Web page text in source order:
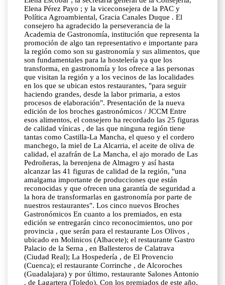
Elena Pérez Payo ; y la viceconsejera de la PAC y
Política Agroambiental, Gracia Canales Duque . El
consejero ha agradecido la perseverancia de la
Academia de Gastronomía, institución que representa la
promoción de algo tan representativo e importante para
la región como son su gastronomía y sus alimentos, que
son fundamentales para la hostelería ya que los
transforma, en gastronomía y los ofrece a las personas
que visitan la región y a los vecinos de las localidades
en los que se ubican estos restaurantes, "para seguir
haciendo grandes, desde la labor primaria, a estos
procesos de elaboración". Presentación de la nueva
edición de los broches gastronómicos / JCCM Entre
esos alimentos, el consejero ha recordado las 25 figuras
de calidad vínicas , de las que ninguna región tiene
tantas como Castilla-La Mancha, el queso y el cordero
manchego, la miel de La Alcarria, el aceite de oliva de
calidad, el azafrán de La Mancha, el ajo morado de Las
Pedroñeras, la berenjena de Almagro y así hasta
alcanzar las 41 figuras de calidad de la región, "una
amalgama importante de producciones que están
reconocidas y que ofrecen una garantía de seguridad a
la hora de transformarlas en gastronomía por parte de
nuestros restaurantes". Los cinco nuevos Broches
Gastronómicos En cuanto a los premiados, en esta
edición se entregarán cinco reconocimientos, uno por
provincia , que serán para el restaurante Los Olivos ,
ubicado en Molinicos (Albacete); el restaurante Gastro
Palacio de la Serna , en Ballesteros de Calatrava
(Ciudad Real); La Hospedería , de El Provencio
(Cuenca); el restaurante Corrinche , de Alcoroches
(Guadalajara) y por último, restaurante Salones Antonio
, de Lagartera (Toledo). Con los premiados de este año,